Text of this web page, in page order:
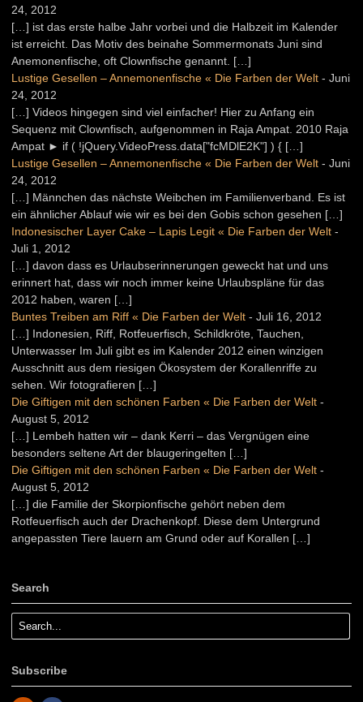
24, 2012
[…] ist das erste halbe Jahr vorbei und die Halbzeit im Kalender
ist erreicht. Das Motiv des beinahe Sommermonats Juni sind
Anemonenfische, oft Clownfische genannt. […]
Lustige Gesellen – Annemonenfische « Die Farben der Welt - Juni
24, 2012
[…] Videos hingegen sind viel einfacher! Hier zu Anfang ein
Sequenz mit Clownfisch, aufgenommen in Raja Ampat. 2010 Raja
Ampat ► if ( !jQuery.VideoPress.data["fcMDlE2K"] ) { […]
Lustige Gesellen – Annemonenfische « Die Farben der Welt - Juni
24, 2012
[…] Männchen das nächste Weibchen im Familienverband. Es ist
ein ähnlicher Ablauf wie wir es bei den Gobis schon gesehen […]
Indonesischer Layer Cake – Lapis Legit « Die Farben der Welt -
Juli 1, 2012
[…] davon dass es Urlaubserinnerungen geweckt hat und uns
erinnert hat, dass wir noch immer keine Urlaubspläne für das
2012 haben, waren […]
Buntes Treiben am Riff « Die Farben der Welt - Juli 16, 2012
[…] Indonesien, Riff, Rotfeuerfisch, Schildkröte, Tauchen,
Unterwasser Im Juli gibt es im Kalender 2012 einen winzigen
Ausschnitt aus dem riesigen Ökosystem der Korallenriffe zu
sehen. Wir fotografieren […]
Die Giftigen mit den schönen Farben « Die Farben der Welt -
August 5, 2012
[…] Lembeh hatten wir – dank Kerri – das Vergnügen eine
besonders seltene Art der blaugeringelten […]
Die Giftigen mit den schönen Farben « Die Farben der Welt -
August 5, 2012
[…] die Familie der Skorpionfische gehört neben dem
Rotfeuerfisch auch der Drachenkopf. Diese dem Untergrund
angepassten Tiere lauern am Grund oder auf Korallen […]
Search
Subscribe